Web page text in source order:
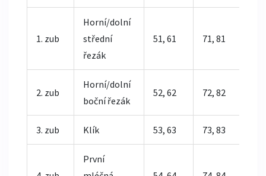
1. zub
Horní/dolní
střední
řezák
51, 61 71, 81
2. zub
Horní/dolní
boční řezák
52, 62 72, 82
3. zub Klík 53, 63 73, 83
První